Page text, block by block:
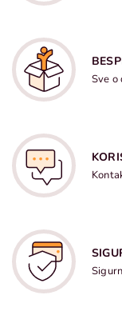
Sve o